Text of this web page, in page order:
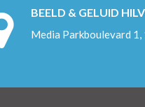
BEELD & GELUID
Media Parkboulevard